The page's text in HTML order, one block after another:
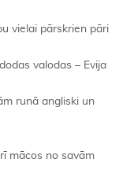
vielai pārskrien pāri
valodas – Evija
runā angliski un
mācos no savām